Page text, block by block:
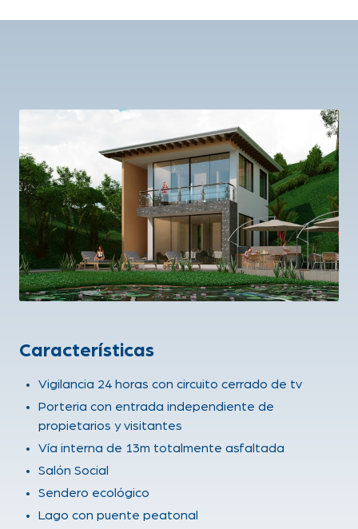
Características
Vigilancia 24 horas con circuito cerrado de tv
Porteria con entrada independiente de
propietarios y visitantes
Vía interna de 13m totalmente asfaltada
Salón Social
Sendero ecológico
Lago con puente peatonal